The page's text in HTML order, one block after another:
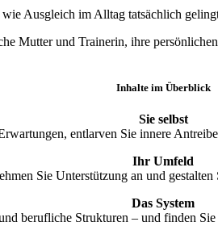
Ausgleich im Alltag tatsächlich
Mutter und Trainerin, ihre
Inhalte im Überblick
Sie selbst
entlarven Sie innere
Ihr Umfeld
Sie Unterstützung an und
Das System
berufliche Strukturen – und finden